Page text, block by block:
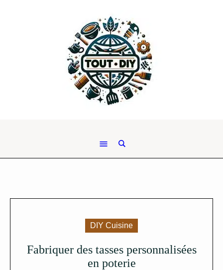
DIY Cuisine
Fabriquer des tasses personnalisées
en poterie